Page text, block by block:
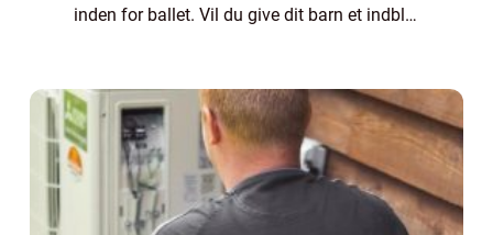
inden for ballet. Vil du give dit barn et indblik